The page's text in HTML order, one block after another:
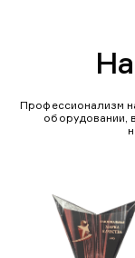
Профессионализм
оборудовании,